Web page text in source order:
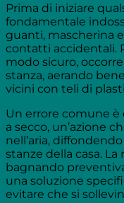
Prima di iniziare
fondamentale
guanti, mascherina
contatti accidentali.
modo sicuro,
stanza, aerando
vicini con teli di
Un errore comune è
a secco, un’azione
nell’aria,
stanze della casa.
bagnando
una soluzione
evitare che si